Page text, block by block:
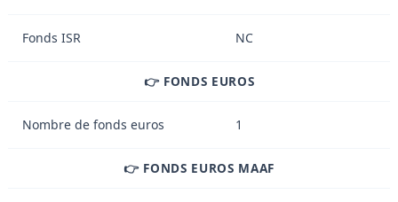
Fonds ISR NC
👉 FONDS EUROS
Nombre de fonds euros 1
👉 FONDS EUROS MAAF